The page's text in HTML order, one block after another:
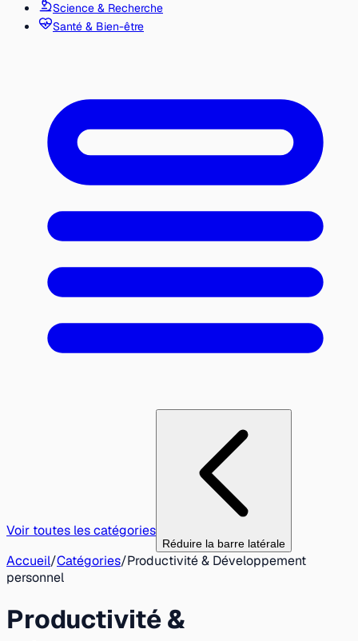
Science & Recherche
Santé & Bien-être
Voir toutes les catégories
Réduire la barre latérale
Accueil/Catégories/Productivité & Développement
personnel
Productivité &